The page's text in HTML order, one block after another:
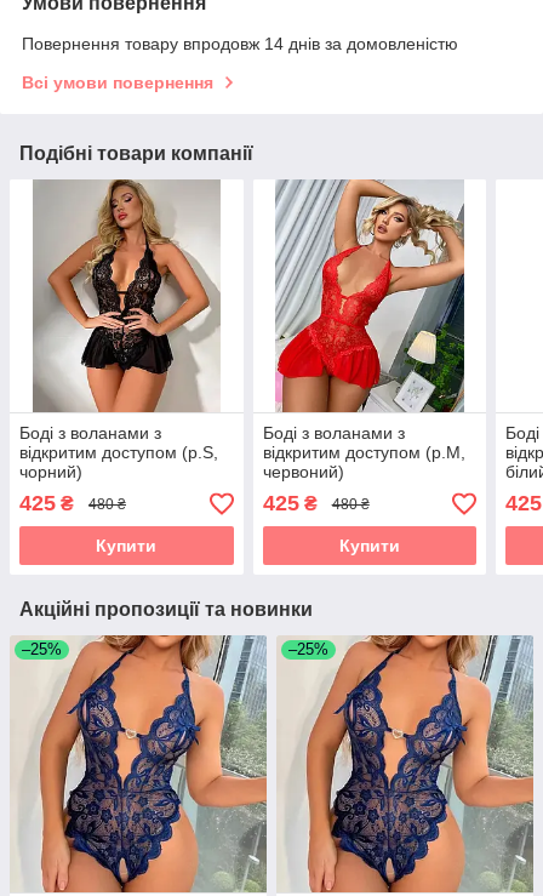
Повернення товару впродовж 14 днів за домовленістю
Всі умови повернення
Подібні товари компанії
Боді з воланами з
відкритим доступом (р.S,
чорний)
425 ₴ 480 ₴
Купити
Боді з воланами з
відкритим доступом (р.M,
червоний)
425₴ 480 ₴
Купити
425
Акційні пропозиції та новинки
–25% –25%